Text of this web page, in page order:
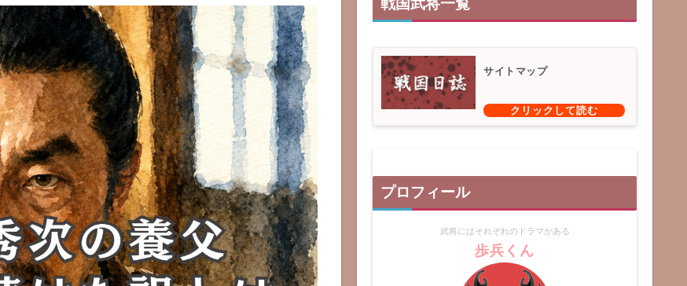
戦国武将一覧
サイトマップ
プロフィール
武将にはそれぞれのドラマがある
歩兵くん